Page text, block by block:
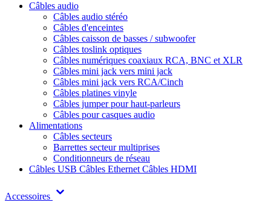
Câbles audio
Câbles audio stéréo
Câbles d'enceintes
Câbles caisson de basses / subwoofer
Câbles toslink optiques
Câbles numériques coaxiaux RCA, BNC et XLR
Câbles mini jack vers mini jack
Câbles mini jack vers RCA/Cinch
Câbles platines vinyle
Câbles jumper pour haut-parleurs
Câbles pour casques audio
Alimentations
Câbles secteurs
Barrettes secteur multiprises
Conditionneurs de réseau
Câbles USB Câbles Ethernet Câbles HDMI
Accessoires